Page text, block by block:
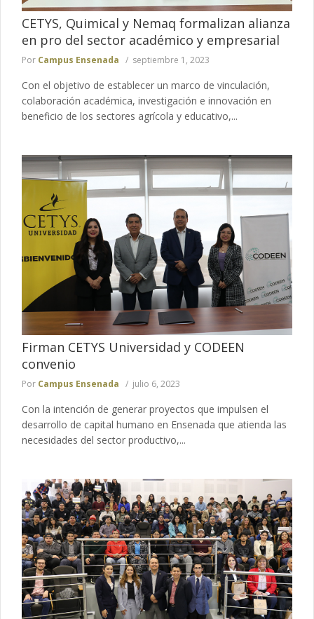
CETYS, Quimical y Nemaq formalizan alianza
en pro del sector académico y empresarial
Por Campus Ensenada septiembre 1, 2023
Con el objetivo de establecer un marco de vinculación,
colaboración académica, investigación e innovación en
beneficio de los sectores agrícola y educativo,...
Firman CETYS Universidad y CODEEN
convenio
Por Campus Ensenada julio 6, 2023
Con la intención de generar proyectos que impulsen el
desarrollo de capital humano en Ensenada que atienda las
necesidades del sector productivo,...